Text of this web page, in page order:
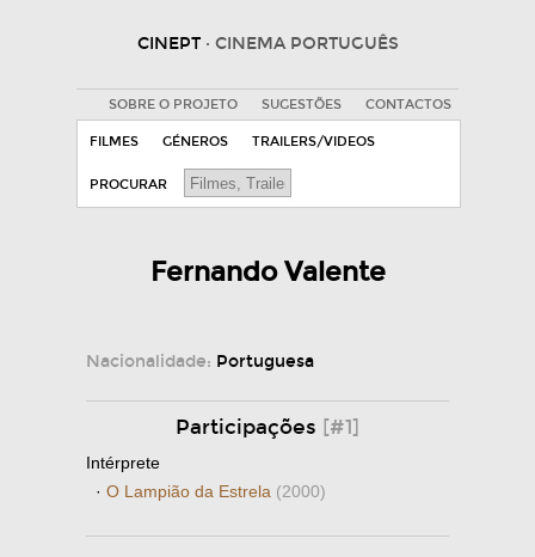
CINEPT · CINEMA PORTUGUÊS
SOBRE O PROJETO SUGESTÕES CONTACTOS
FILMES GÉNEROS TRAILERS/VIDEOS
PROCURAR
Fernando Valente
Nacionalidade: Portuguesa
Participações [#1]
Intérprete
· O Lampião da Estrela (2000)